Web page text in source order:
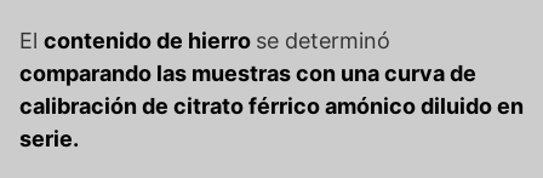
El contenido de hierro se determinó
comparando las muestras con una curva de
calibración de citrato férrico amónico diluido en
serie.